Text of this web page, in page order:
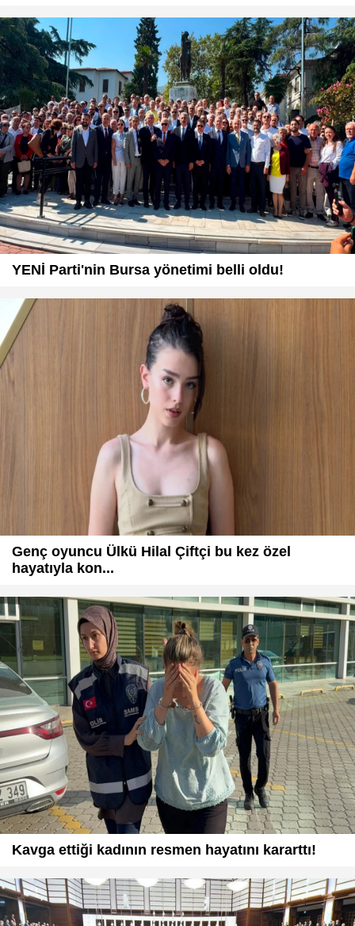
YENİ Parti'nin Bursa yönetimi belli oldu!
Genç oyuncu Ülkü Hilal Çiftçi bu kez özel
hayatıyla kon...
Kavga ettiği kadının resmen hayatını kararttı!